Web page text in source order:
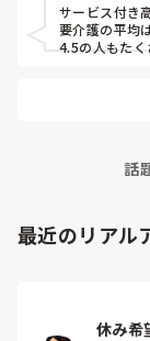
サービス付き
要介護の平均
4.5の人もた
話
最近のリアル
休み希